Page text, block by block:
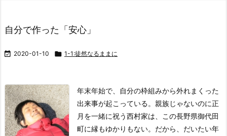
自分で作った「安心」
 2020-01-10  1-1:徒然なるままに
年末年始で、自分の枠組みから外れまくった
出来事が起こっている。 親族じゃないのに正
月を一緒に祝う西村家は、この長野県御代田
町に縁もゆかりもない。 だから、だいたい年